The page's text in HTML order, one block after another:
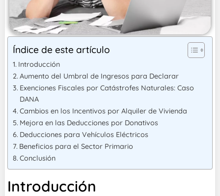
Índice de este artículo
Introducción
Aumento del Umbral de Ingresos para Declarar
Exenciones Fiscales por Catástrofes Naturales: Caso
DANA
Cambios en los Incentivos por Alquiler de Vivienda
Mejora en las Deducciones por Donativos
Deducciones para Vehículos Eléctricos
Beneficios para el Sector Primario
Conclusión
Introducción